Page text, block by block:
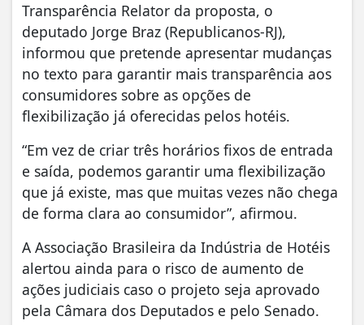
Transparência Relator da proposta, o
deputado Jorge Braz (Republicanos-RJ),
informou que pretende apresentar mudanças
no texto para garantir mais transparência aos
consumidores sobre as opções de
flexibilização já oferecidas pelos hotéis.
“Em vez de criar três horários fixos de entrada
e saída, podemos garantir uma flexibilização
que já existe, mas que muitas vezes não chega
de forma clara ao consumidor”, afirmou.
A Associação Brasileira da Indústria de Hotéis
alertou ainda para o risco de aumento de
ações judiciais caso o projeto seja aprovado
pela Câmara dos Deputados e pelo Senado.